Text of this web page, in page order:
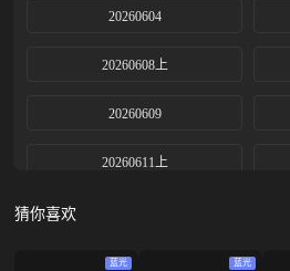
20260604
20260608上
20260609
20260611上
20260615下
猜你喜欢
蓝光 蓝光